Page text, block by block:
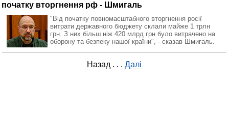
початку вторгнення рф - Шмигаль
"Від початку повномасштабного вторгнення росії
витрати державного бюджету склали майже 1 трлн
грн. З них більш ніж 420 млрд грн було витрачено на
оборону та безпеку нашої країни", - сказав Шмигаль.
Назад . . . Далі